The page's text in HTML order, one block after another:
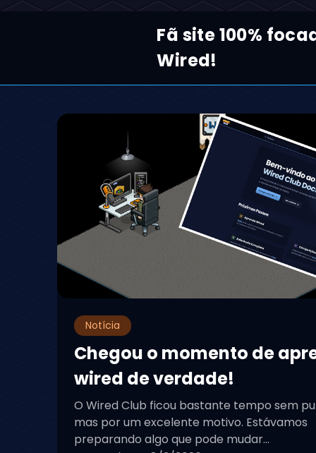
Fã site 100%
Wired!
Notícia
Chegou o momento de
wired de verdade!
O Wired Club ficou bastante tempo sem
mas por um excelente motivo. Estávamos
preparando algo que pode mudar...